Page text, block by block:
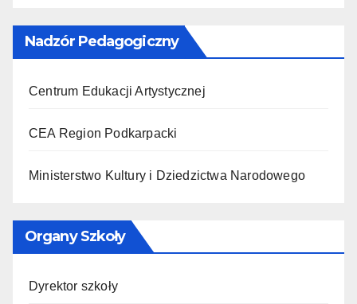
Nadzór Pedagogiczny
Centrum Edukacji Artystycznej
CEA Region Podkarpacki
Ministerstwo Kultury i Dziedzictwa Narodowego
Organy Szkoły
Dyrektor szkoły